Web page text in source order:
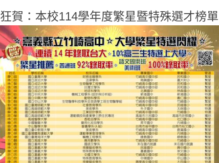
狂賀：本校114學年度繁星暨特殊選才榜單